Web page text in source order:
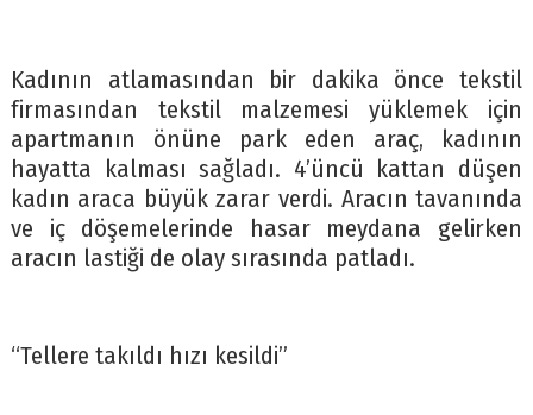
Kadının atlamasından bir dakika önce tekstil
firmasından tekstil malzemesi yüklemek için
apartmanın önüne park eden araç, kadının
hayatta kalması sağladı. 4’üncü kattan düşen
kadın araca büyük zarar verdi. Aracın tavanında
ve iç döşemelerinde hasar meydana gelirken
aracın lastiği de olay sırasında patladı.
“Tellere takıldı hızı kesildi”